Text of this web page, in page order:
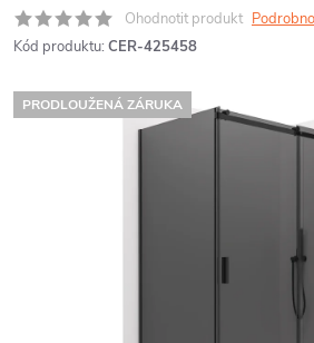
Ohodnotit produkt
Kód produktu: CER-425458
PRODLOUŽENÁ ZÁRUKA